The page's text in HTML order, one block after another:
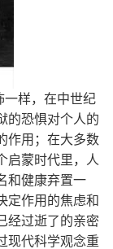
一样，在中世纪
的恐惧对个人的
作用；在大多数
启蒙时代里，人
和健康弃置一
定作用的焦虑和
经过逝了的亲密
现代科学观念重